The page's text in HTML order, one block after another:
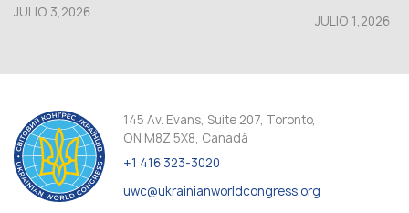
JULIO 3,2026
JULIO 1,2026
145 Av. Evans, Suite 207, Toronto,
ON M8Z 5X8, Canadá
+1 416 323-3020
uwc@ukrainianworldcongress.org